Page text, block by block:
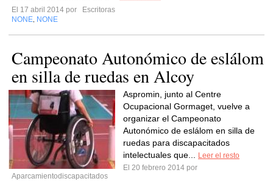
El 17 abril 2014 por
Escritoras
NONE NONE
Campeonato Autonómico de eslálom
en silla de ruedas en Alcoy
Aspromin, junto al Centre
Ocupacional Gormaget, vuelve a
organizar el Campeonato
Autonómico de eslálom en silla de
ruedas para discapacitados
intelectuales que...
Leer el resto
El 20 febrero 2014 por
Aparcamientodiscapacitados